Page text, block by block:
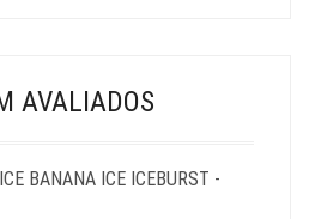
AVALIADOS
BANANA ICE ICEBURST -